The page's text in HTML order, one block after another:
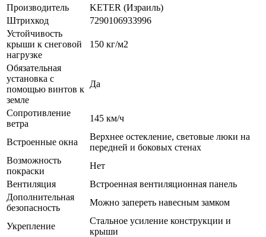
Производитель
KETER (Израиль)
Штрихкод
7290106933996
Устойчивость
крыши к снеговой
нагрузке
150 кг/м2
Обязательная
установка с
помощью винтов к
земле
Да
Сопротивление
ветра
145 км/ч
Встроенные окна
Верхнее остекление, световые люки на
передней и боковых стенах
Возможность
покраски
Нет
Вентиляция
Встроенная вентиляционная панель
Дополнительная
безопасность
Можно запереть навесным замком
Укрепление
Стальное усиление конструкции и
крыши